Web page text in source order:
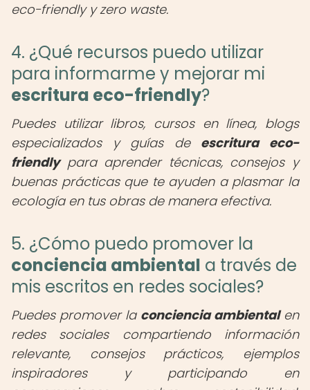
eco-friendly y zero waste.
4. ¿Qué recursos puedo utilizar
para informarme y mejorar mi
escritura eco-friendly?
Puedes utilizar libros, cursos en línea, blogs
especializados y guías de escritura eco-
friendlypara aprender técnicas, consejos y
buenas prácticas que te ayuden a plasmar la
ecología en tus obras de manera efectiva.
5. ¿Cómo puedo promover la
conciencia ambiental a través de
mis escritos en redes sociales?
Puedes promover la conciencia ambientalen
redes sociales compartiendo información
relevante, consejos prácticos, ejemplos
inspiradores y participando en